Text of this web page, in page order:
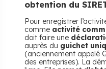
obtention du
Pour enregistrer
comme activité
doit faire une
auprès du guichet
(anciennement appelé
des entreprises). La